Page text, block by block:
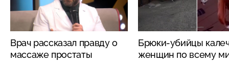
Врач рассказал правду о
массаже простаты
Брюки-убийцы
женщин по всему